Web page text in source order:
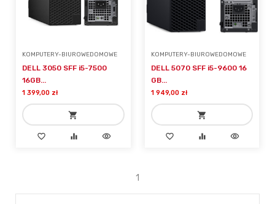
KOMPUTERY-BIUROWEDOMOWE
DELL 3050 SFF i5-7500
16GB...
1 399,00 zł
shopping_cart
add_shopping_cartfavorite_border equalizer visibility
KOMPUTERY-BIUROWEDOMOWE
DELL 5070 SFF i5-9600 16
GB...
1 949,00 zł
shopping_cart
add_shopping_cartfavorite_border equalizer visibility
1